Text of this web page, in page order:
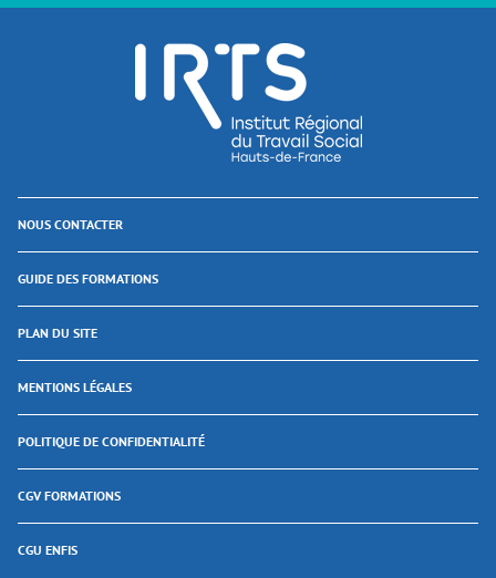
NOUS CONTACTER
GUIDE DES FORMATIONS
PLAN DU SITE
MENTIONS LÉGALES
POLITIQUE DE CONFIDENTIALITÉ
CGV FORMATIONS
CGU ENFIS